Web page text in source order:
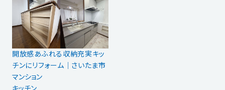
開放感あふれる収納充実キッ
チンにリフォーム｜さいたま市
マンション